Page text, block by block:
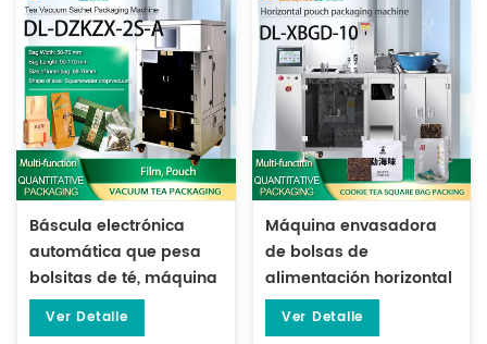
Báscula electrónica
automática que pesa
bolsitas de té, máquina
de envasado al vacío,
DL-DZKZX-2S-A
Ver Detalle
Máquina envasadora
de bolsas de
alimentación horizontal
cuadradas para té y
galletas DL-XBGD-10
Ver Detalle